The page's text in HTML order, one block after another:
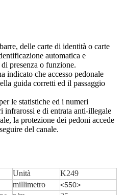
delle carte di identità o carte
automatica e
presenza o funzione.
indicato che accesso pedonale
guida corretti ed il passaggio
le statistiche ed i numeri
infrarossi e di entrata anti-illegale
la protezione dei pedoni accede
del canale.
Unità
K249
millimetro <550>